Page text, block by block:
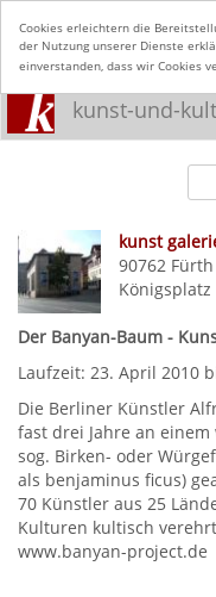
Cookies erleichtern die
der Nutzung unserer Dienste
einverstanden, dass wir Cookies
kunst-und-
kunst
90762 Fürth
Königsplatz
Der Banyan-Baum -
Laufzeit: 23. April 2010
Die Berliner Künstler
fast drei Jahre an
sog. Birken- oder
als benjaminus ficus)
70 Künstler aus 25
Kulturen kultisch
www.banyan-project.de